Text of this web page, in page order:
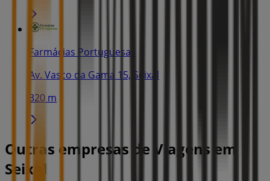
Farmácias Portuguesas
Av. Vasco da Gama 15, Seixal
320 m
Outras empresas de Viagens em
Seixal